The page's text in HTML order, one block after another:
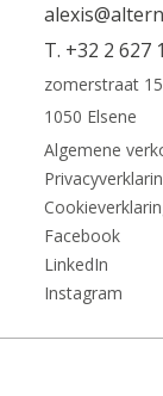
T. +32 2 627
zomerstraat 15
1050 Elsene
Algemene
Facebook
LinkedIn
Instagram